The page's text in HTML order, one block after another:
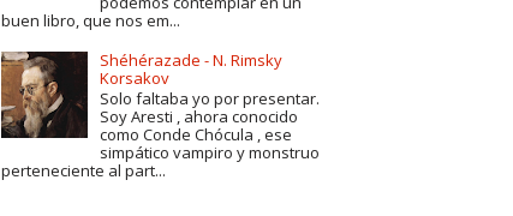
buen libro, que nos em...
Shéhérazade - N. Rimsky
Korsakov
Solo faltaba yo por presentar.
Soy Aresti , ahora conocido
como Conde Chócula , ese
simpático vampiro y monstruo
perteneciente al part...